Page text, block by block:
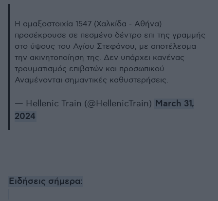
Η αμαξοστοιχία 1547 (Χαλκίδα - Αθήνα)
προσέκρουσε σε πεσμένο δέντρο επι της γραμμής
στο ύψους του Αγίου Στεφάνου, με αποτέλεσμα
την ακινητοποίηση της. Δεν υπάρχει κανένας
τραυματισμός επιβατών και προσωπικού.
Αναμένονται σημαντικές καθυστερήσεις.
— Hellenic Train (@HellenicTrain) March 31,
2024
Ειδήσεις σήμερα: